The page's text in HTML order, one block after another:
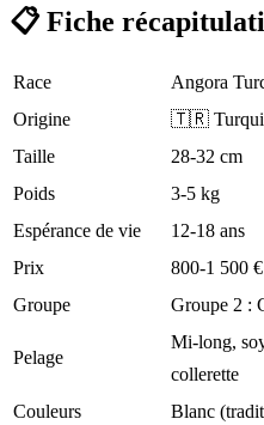
📋Fiche
Race
Angora
Origine
🇹🇷
Taille
28-32 cm
Poids
3-5 kg
Espérance de vie
12-18 ans
Prix
800-1 500 €
Groupe
Groupe 2 :
Pelage
Mi-long,
collerette
Couleurs
Blanc